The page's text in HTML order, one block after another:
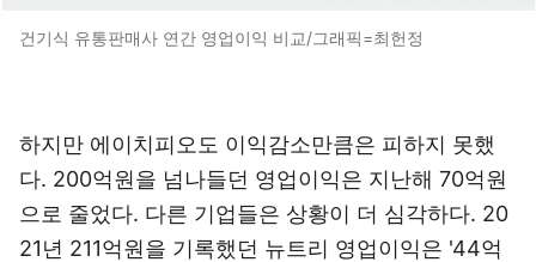
건기식 유통판매사 연간 영업이익 비교/그래픽=최헌정
하지만 에이치피오도 이익감소만큼은 피하지 못했
다. 200억원을 넘나들던 영업이익은 지난해 70억원
으로 줄었다. 다른 기업들은 상황이 더 심각하다. 20
21년 211억원을 기록했던 뉴트리 영업이익은 '44억